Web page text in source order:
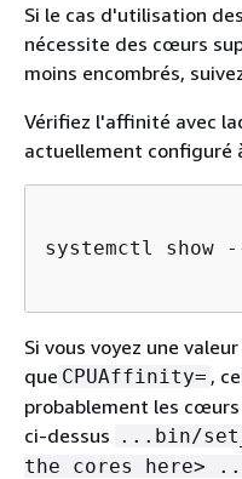
Si le cas d'utilisation
nécessite des cœurs
moins encombrés,
Vérifiez l'affinité avec
actuellement configuré
systemctl show
Si vous voyez une
que CPUAffinity= ,
probablement les
ci-dessus ...bin/
the cores here>